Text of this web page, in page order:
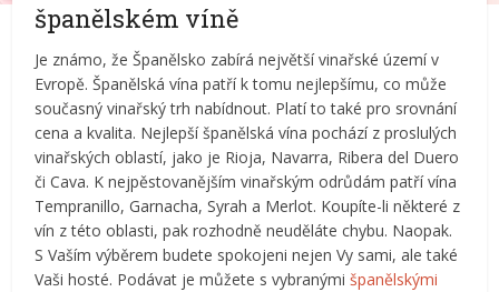
španělském víně
Je známo, že Španělsko zabírá největší vinařské území v
Evropě. Španělská vína patří k tomu nejlepšímu, co může
současný vinařský trh nabídnout. Platí to také pro srovnání
cena a kvalita. Nejlepší španělská vína pochází z proslulých
vinařských oblastí, jako je Rioja, Navarra, Ribera del Duero
či Cava. K nejpěstovanějším vinařským odrůdám patří vína
Tempranillo, Garnacha, Syrah a Merlot. Koupíte-li některé z
vín z této oblasti, pak rozhodně neuděláte chybu. Naopak.
S Vaším výběrem budete spokojeni nejen Vy sami, ale také
Vaši hosté. Podávat je můžete s vybranýmišpanělskými